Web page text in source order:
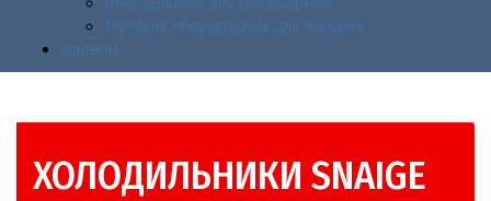
Торговое оборудование для магазина
Контакты
ХОЛОДИЛЬНИКИ SNAIGE